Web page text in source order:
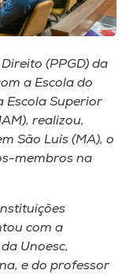
(PPGD) da
a Escola do
Escola Superior
realizou,
São Luís (MA), o
membros na
com a
Unoesc,
e do professor